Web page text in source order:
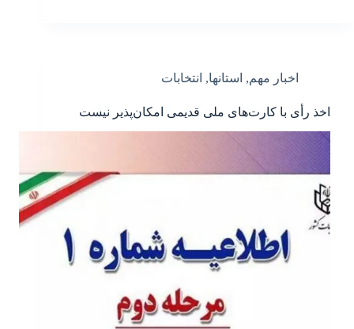
اخبار مهم, استانها, انتخابات
اخذ رأی با کارت‌های ملی قدیمی امکان‌پذیر نیست